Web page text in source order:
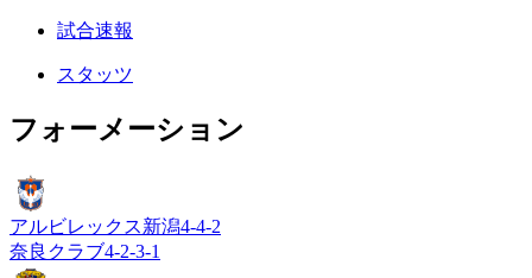
試合速報
スタッツ
フォーメーション
アルビレックス新潟4-4-2
奈良クラブ4-2-3-1